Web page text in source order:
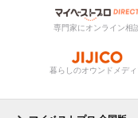
専門家にオンライン相
暮らしのオウンドメディ